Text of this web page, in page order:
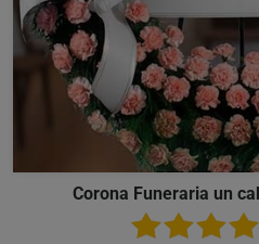
Corona Funeraria un